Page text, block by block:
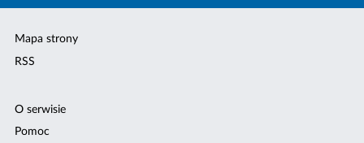
Mapa strony
RSS
O serwisie
Pomoc